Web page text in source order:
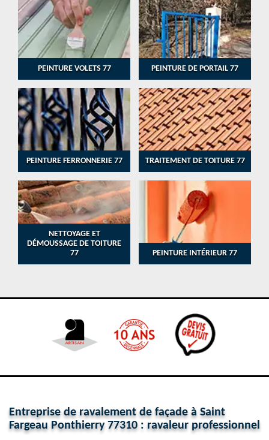
PEINTURE VOLETS 77 PEINTURE DE PORTAIL 77
PEINTURE FERRONNERIE 77 TRAITEMENT DE TOITURE 77
NETTOYAGE ET
DÉMOUSSAGE DE TOITURE
77
PEINTURE INTÉRIEUR 77
Entreprise de ravalement de façade à Saint
Fargeau Ponthierry 77310 : ravaleur professionnel